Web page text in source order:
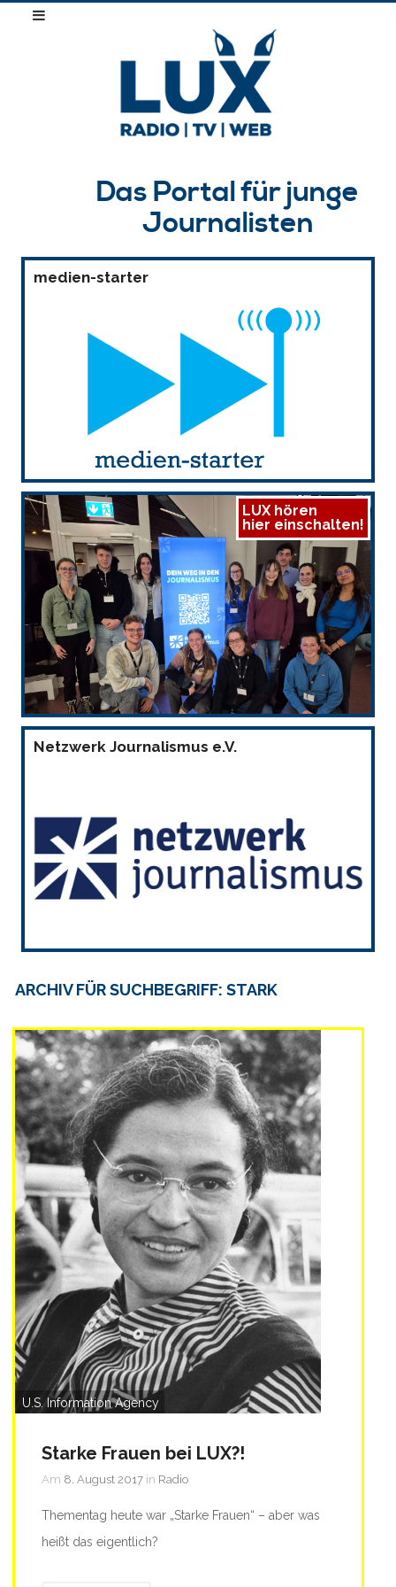
Das Portal für junge
Journalisten
medien-starter
LUX hören
hier einschalten!
Netzwerk Journalismus e.V.
ARCHIV FÜR SUCHBEGRIFF: STARK
U.S. Information Agency
Starke Frauen bei LUX?!
Am 8. August 2017 in Radio
Thementag heute war „Starke Frauen“ – aber was
heißt das eigentlich?